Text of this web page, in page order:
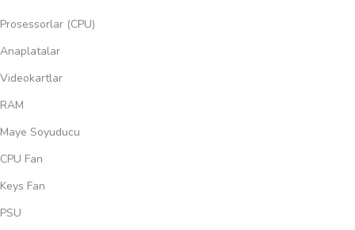
Prosessorlar (CPU)
Anaplatalar
Videokartlar
RAM
Maye Soyuducu
CPU Fan
Keys Fan
PSU